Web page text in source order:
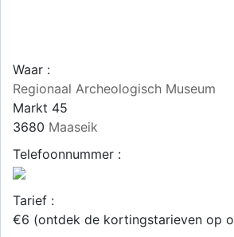
Waar :
Regionaal Archeologisch Museum
Markt 45
3680 Maaseik
Telefoonnummer :
Tarief :
€6 (ontdek de kortingstarieven op